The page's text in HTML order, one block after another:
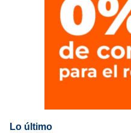
Lo último